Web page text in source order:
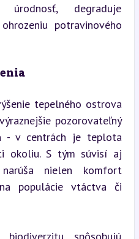
úrodnosť, degraduje
potravinového
tepelného ostrova
pozorovateľný
- v centrách je teplota
okoliu. S tým súvisí aj
nielen komfort
populácie vtáctva či